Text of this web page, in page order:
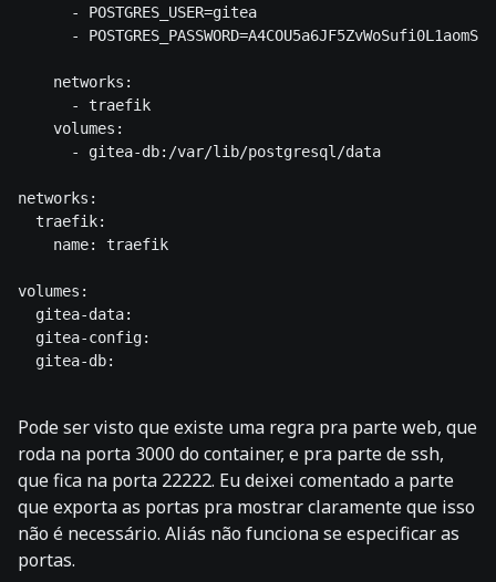
      - POSTGRES_USER=gitea
-
    networks:
      - traefik
    volumes:
      - gitea-db:/var/lib/postgresql/data
networks:
  traefik:
    name: traefik
volumes:
  gitea-data:
  gitea-config:
  gitea-db:
Pode ser visto que existe uma regra pra parte web, que
roda na porta 3000 do container, e pra parte de ssh,
que fica na porta 22222. Eu deixei comentado a parte
que exporta as portas pra mostrar claramente que isso
não é necessário. Aliás não funciona se especificar as
portas.